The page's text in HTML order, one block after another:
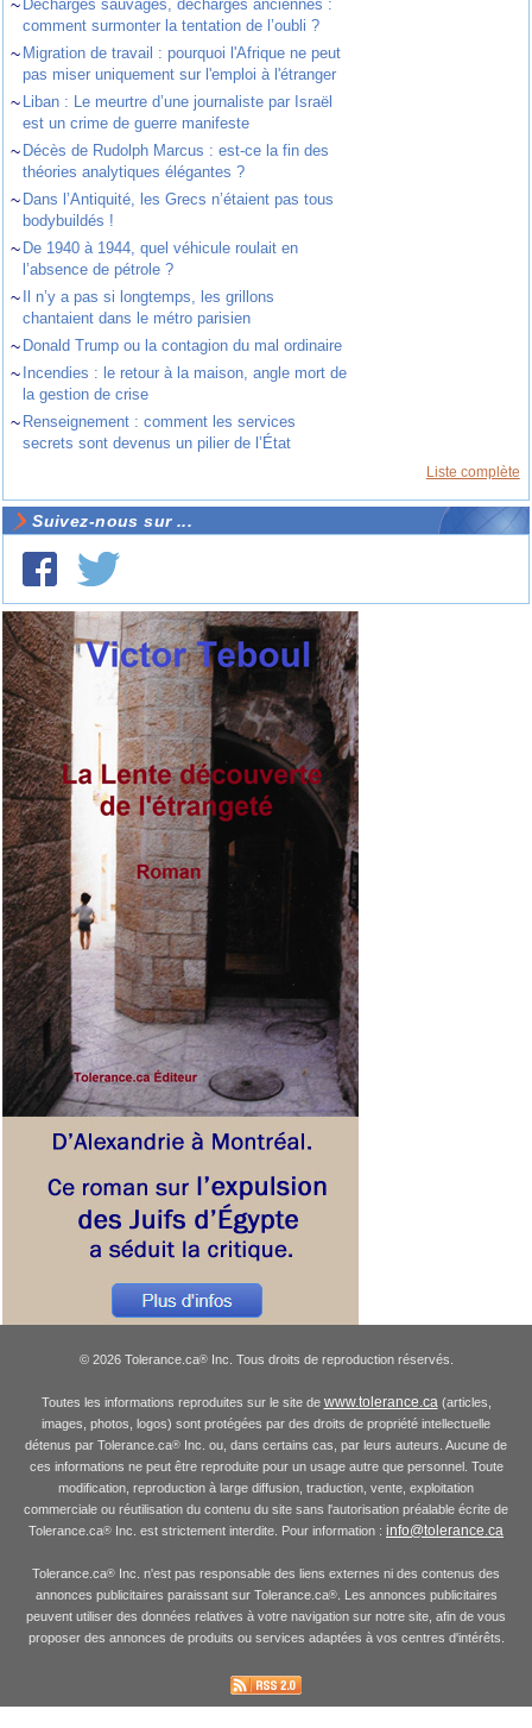
~ Décharges sauvages, décharges anciennes :
comment surmonter la tentation de l’oubli ?
~ Migration de travail : pourquoi l'Afrique ne peut
pas miser uniquement sur l'emploi à l'étranger
~ Liban : Le meurtre d’une journaliste par Israël
est un crime de guerre manifeste
~ Décès de Rudolph Marcus : est-ce la fin des
théories analytiques élégantes ?
~ Dans l’Antiquité, les Grecs n’étaient pas tous
bodybuildés !
~ De 1940 à 1944, quel véhicule roulait en
l’absence de pétrole ?
~
Il n’y a pas si longtemps, les grillons
chantaient dans le métro parisien
~ Donald Trump ou la contagion du mal ordinaire
~ Incendies : le retour à la maison, angle mort de
la gestion de crise
~ Renseignement : comment les services
secrets sont devenus un pilier de l’État
Liste complète
Suivez-nous sur ...
© 2026 Tolerance.ca®Inc. Tous droits de reproduction réservés.
Toutes les informations reproduites sur le site de www.tolerance.ca(articles,
images, photos, logos) sont protégées par des droits de propriété intellectuelle
détenus par Tolerance.ca® Inc. ou, dans certains cas, par leurs auteurs. Aucune de
ces informations ne peut être reproduite pour un usage autre que personnel. Toute
modification, reproduction à large diffusion, traduction, vente, exploitation
commerciale ou réutilisation du contenu du site sans l'autorisation préalable écrite de
Tolerance.ca® Inc. est strictement interdite. Pour information : info@tolerance.ca
Tolerance.ca® Inc. n'est pas responsable des liens externes ni des contenus des
annonces publicitaires paraissant sur Tolerance.ca®. Les annonces publicitaires
peuvent utiliser des données relatives à votre navigation sur notre site, afin de vous
proposer des annonces de produits ou services adaptées à vos centres d'intérêts.